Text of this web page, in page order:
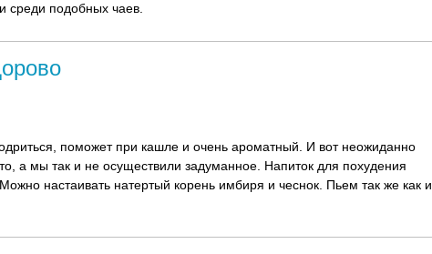
среди подобных чаев.
поможет при кашле и очень ароматный. И вот неожиданно
а мы так и не осуществили задуманное. Напиток для похудения
настаивать натертый корень имбиря и чеснок. Пьем так же как и